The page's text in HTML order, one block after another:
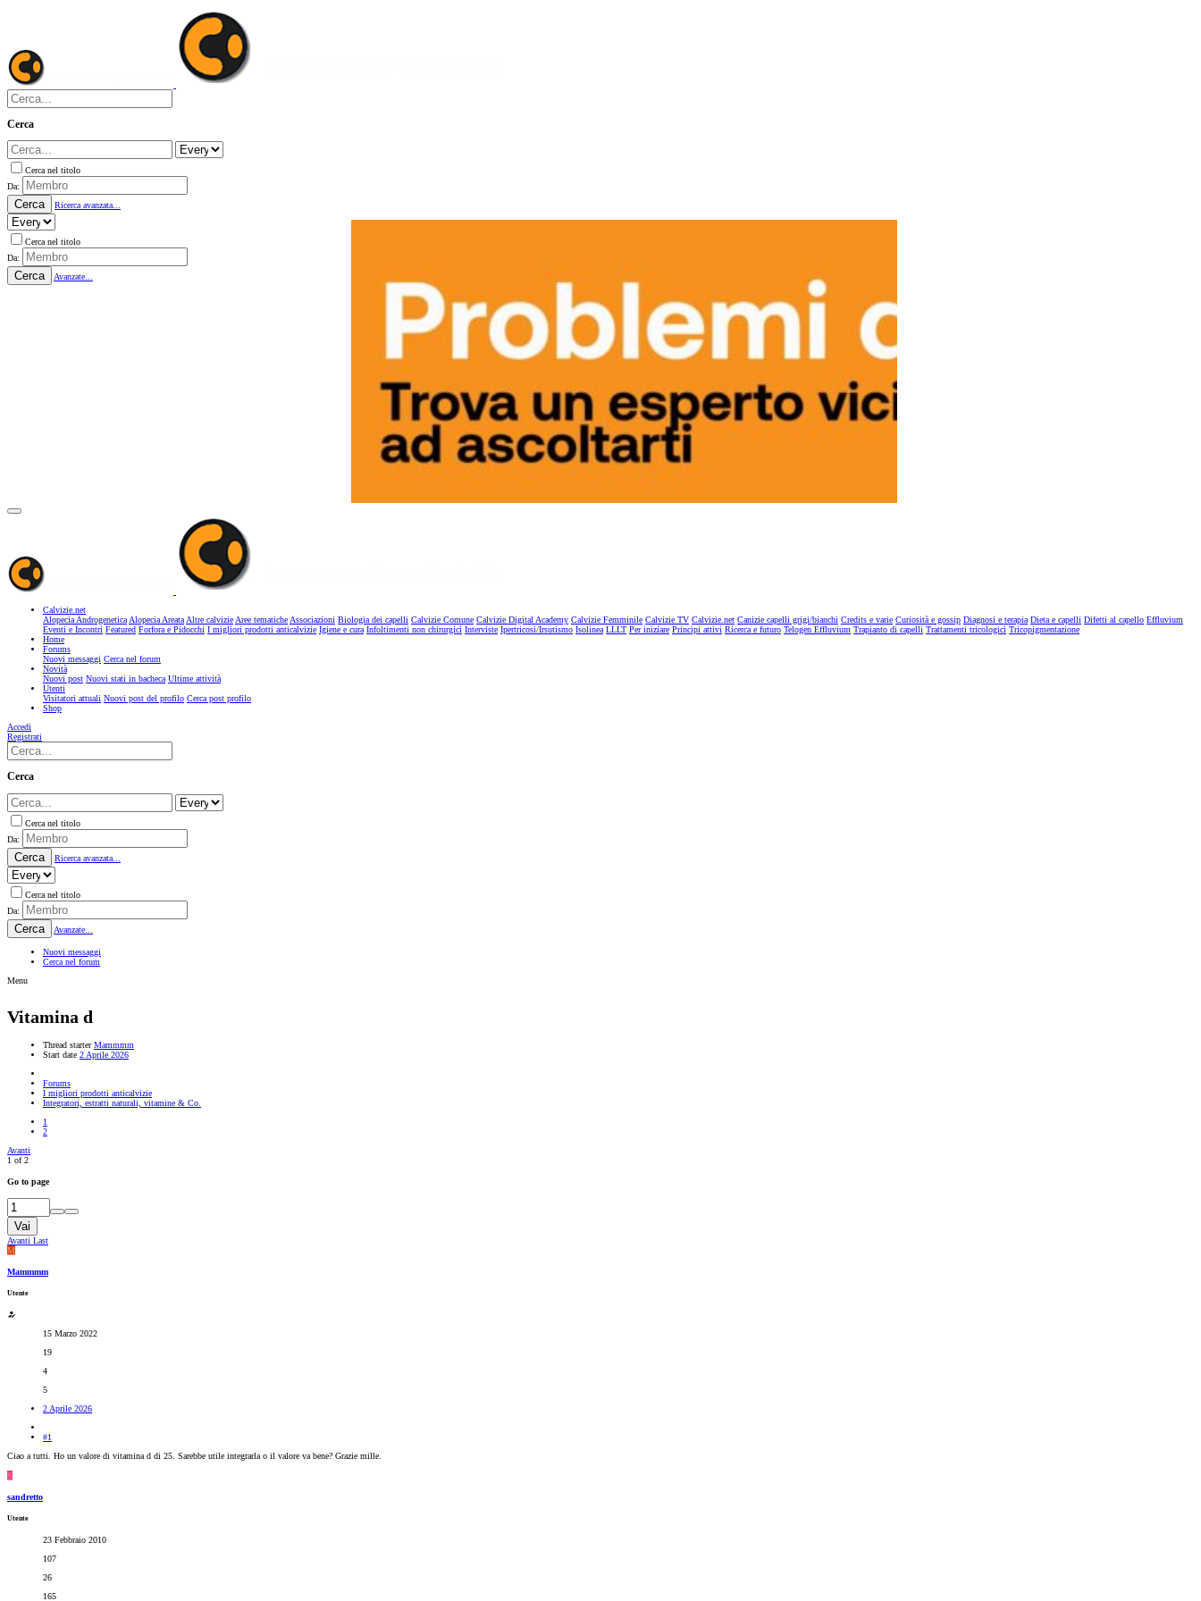
Cerca
Cerca nel titolo
Da:
Cerca Ricerca avanzata...
Cerca nel titolo
Da:
Cerca Avanzate...
Calvizie.net
Alopecia AndrogeneticaAlopecia AreataAltre calvizieAree tematicheAssociazioni Biologia dei capelli Calvizie Comune Calvizie Digital Academy Calvizie Femminile Calvizie TV Calvizie.net Canizie capelli grigi/bianchi Credits e varie Curiosità e gossip Diagnosi e terapia Dieta e capelli Difetti al capello Effluvium
Eventi e Incontri Featured Forfora e Pidocchi I migliori prodotti anticalvizie Igiene e cura Infoltimenti non chirurgici Interviste Ipertricosi/Irsutismo Isolinea LLLT Per iniziare Principi attivi Ricerca e futuro Telogen Effluvium Trapianto di capelli Trattamenti tricologici Tricopigmentazione
Home
Forums
Nuovi messaggi Cerca nel forum
Novità
Nuovi post Nuovi stati in bacheca Ultime attività
Utenti
Visitatori attuali Nuovi post del profilo Cerca post profilo
Shop
Accedi
Registrati
Cerca
Cerca nel titolo
Da:
Cerca Ricerca avanzata...
Cerca nel titolo
Da:
Cerca Avanzate...
Nuovi messaggi
Cerca nel forum
Menu
Vitamina d
Thread starter Mammmm
Start date 2 Aprile 2026
Forums
I migliori prodotti anticalvizie
Integratori, estratti naturali, vitamine & Co.
1
2
Avanti
1 of 2
Go to page
Vai
Avanti Last
M
Mammmm
Utente
15 Marzo 2022
19
4
5
2 Aprile 2026
#1
Ciao a tutti. Ho un valore di vitamina d di 25. Sarebbe utile integrarla o il valore va bene? Grazie mille.
S
sandretto
Utente
23 Febbraio 2010
107
26
165